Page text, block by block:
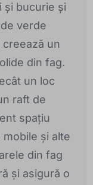
și bucurie și
verde
un
din fag.
un loc
raft de
spațiu
și alte
din fag
și asigură o